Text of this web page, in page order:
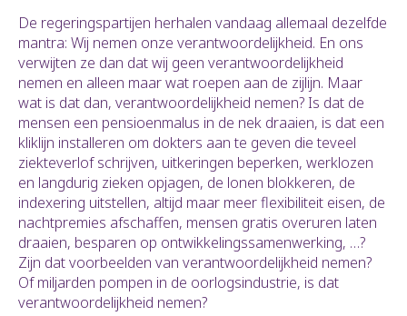
De regeringspartijen herhalen vandaag allemaal dezelfde
mantra: Wij nemen onze verantwoordelijkheid. En ons
verwijten ze dan dat wij geen verantwoordelijkheid
nemen en alleen maar wat roepen aan de zijlijn. Maar
wat is dat dan, verantwoordelijkheid nemen? Is dat de
mensen een pensioenmalus in de nek draaien, is dat een
kliklijn installeren om dokters aan te geven die teveel
ziekteverlof schrijven, uitkeringen beperken, werklozen
en langdurig zieken opjagen, de lonen blokkeren, de
indexering uitstellen, altijd maar meer flexibiliteit eisen, de
nachtpremies afschaffen, mensen gratis overuren laten
draaien, besparen op ontwikkelingssamenwerking, …?
Zijn dat voorbeelden van verantwoordelijkheid nemen?
Of miljarden pompen in de oorlogsindustrie, is dat
verantwoordelijkheid nemen?